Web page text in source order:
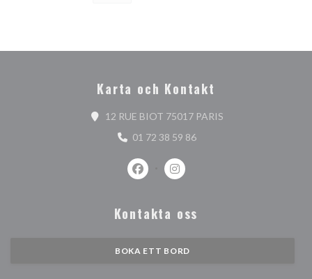
Karta och Kontakt
12 RUE BIOT 75017 PARIS((öppnas i ett nytt
01 72 38 59 86
Facebook ((öppnas i ett nytt
Instagram ((öppnas i ett nytt
Kontakta oss
BOKA ETT BORD